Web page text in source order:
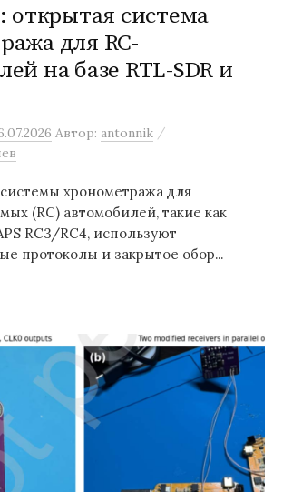
открытая система
для RC-
на базе RTL-SDR и
Автор: antonnik /
хронометража для
(RC) автомобилей, такие как
RC3/RC4, используют
протоколы и закрытое обор...